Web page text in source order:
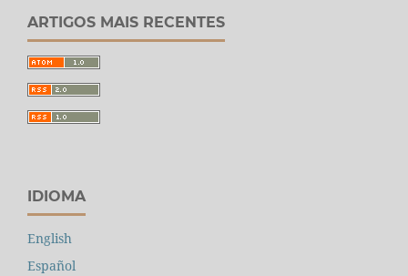
ARTIGOS MAIS RECENTES
IDIOMA
English
Español